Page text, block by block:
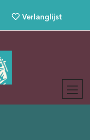
Verlanglijst